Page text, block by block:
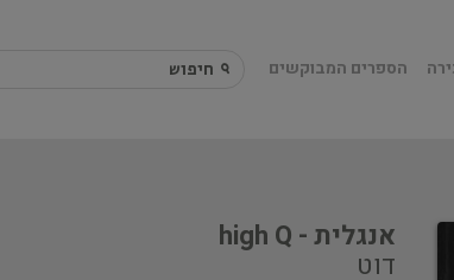
הספרים המבוקשים
אנגלית - high Q
דוט